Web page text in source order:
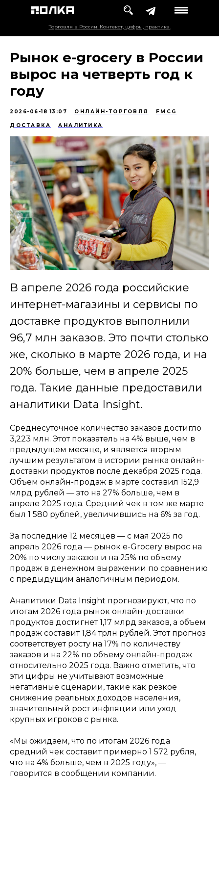
Торговля в России. Контекст, цифры, практика.
Рынок e-grocery в России
вырос на четверть год к
году
2026-06-18 13:07 ОНЛАЙН-ТОРГОВЛЯ FMCG
ДОСТАВКА АНАЛИТИКА
В апреле 2026 года российские
интернет-магазины и сервисы по
доставке продуктов выполнили
96,7 млн заказов. Это почти столько
же, сколько в марте 2026 года, и на
20% больше, чем в апреле 2025
года. Такие данные предоставили
аналитики Data Insight.
Среднесуточное количество заказов достигло
3,223 млн. Этот показатель на 4% выше, чем в
предыдущем месяце, и является вторым
лучшим результатом в истории рынка онлайн-
доставки продуктов после декабря 2025 года.
Объем онлайн-продаж в марте составил 152,9
млрд рублей — это на 27% больше, чем в
апреле 2025 года. Средний чек в том же марте
был 1 580 рублей, увеличившись на 6% за год.
За последние 12 месяцев — с мая 2025 по
апрель 2026 года — рынок e-Grocery вырос на
20% по числу заказов и на 25% по объему
продаж в денежном выражении по сравнению
с предыдущим аналогичным периодом.
Аналитики Data Insight прогнозируют, что по
итогам 2026 года рынок онлайн-доставки
продуктов достигнет 1,17 млрд заказов, а объем
продаж составит 1,84 трлн рублей. Этот прогноз
соответствует росту на 17% по количеству
заказов и на 22% по объему онлайн-продаж
относительно 2025 года. Важно отметить, что
эти цифры не учитывают возможные
негативные сценарии, такие как резкое
снижение реальных доходов населения,
значительный рост инфляции или уход
крупных игроков с рынка.
«Мы ожидаем, что по итогам 2026 года
средний чек составит примерно 1 572 рубля,
что на 4% больше, чем в 2025 году», —
говорится в сообщении компании.